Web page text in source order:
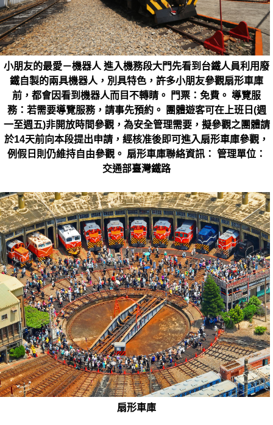
小朋友的最愛－機器人 進入機務段大門先看到台鐵人員利用廢
鐵自製的兩具機器人，別具特色，許多小朋友參觀扇形車庫
前，都會因看到機器人而目不轉睛。 門票：免費。 導覽服
務：若需要導覽服務，請事先預約。 團體遊客可在上班日(週
一至週五)非開放時間參觀，為安全管理需要，擬參觀之團體請
於14天前向本段提出申請，經核准後即可進入扇形車庫參觀，
例假日則仍維持自由參觀。 扇形車庫聯絡資訊： 管理單位：
交通部臺灣鐵路
扇形車庫